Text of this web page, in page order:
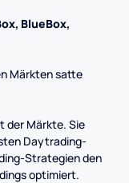
BlueBox,
Märkten satte
der Märkte. Sie
Daytrading-
Strategien den
optimiert.